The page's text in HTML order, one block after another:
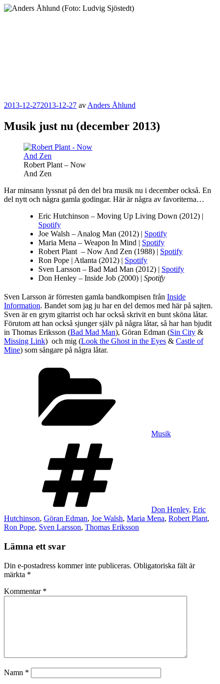
Hoppa
Publicerat
2013-12-272013-12-27 av Anders Åhlund
Musik just nu (december 2013)
Robert Plant – Now
And Zen
Har minsann lyssnat på den del bra musik nu i december också. En
del nytt och några gamla godingar. Här är några av favoriterna…
Eric Hutchinson – Moving Up Living Down (2012) |
Spotify
Joe Walsh – Analog Man (2012) | Spotify
Maria Mena – Weapon In Mind | Spotify
Robert Plant – Now And Zen (1988) | Spotify
Ron Pope | Atlanta (2012) | Spotify
Sven Larsson – Bad Mad Man (2012) | Spotify
Don Henley – Inside Job (2000) | Spotify
Sven Larsson är förresten gamla bandkompisen från Inside
Information. Bandet som jag ju har en del demos med här på sajten.
Sven är en grym gitarrist och har också skrivit en bunt sköna låtar.
Förutom att han också sjunger själv på några låtar, så har han bjudit
in Thomas Eriksson (Bad Mad Man), Göran Edman (Sin City &
Missing Link) och mig (Look the Ghost in the Eyes & Castle of
Mine) som sångare på några låtar.
Musik
Don Henley, Eric
Hutchinson, Göran Edman, Joe Walsh, Maria Mena, Robert Plant,
Ron Pope, Sven Larsson, Thomas Eriksson
Lämna ett svar
Din e-postadress kommer inte publiceras. Obligatoriska fält är
märkta *
Kommentar *
Namn *